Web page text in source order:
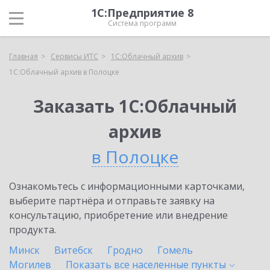
1С:Предприятие 8
Система программ
Главная Сервисы ИТС
1С:Облачный архив
1С:Облачный архив в Полоцке
Заказать 1С:Облачный
архив
в Полоцке
Ознакомьтесь с информационными карточками,
выберите партнёра и отправьте заявку на
консультацию, приобретение или внедрение
продукта.
Минск
Витебск Гродно
Гомель
Могилев
Показать все населенные пункты